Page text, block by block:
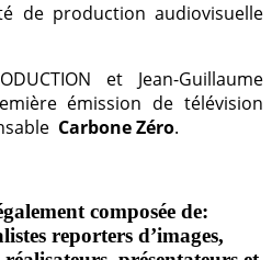
de production audiovisuelle
et Jean-Guillaume
émission de télévision
Carbone Zéro.
composée de:
reporters d’images,